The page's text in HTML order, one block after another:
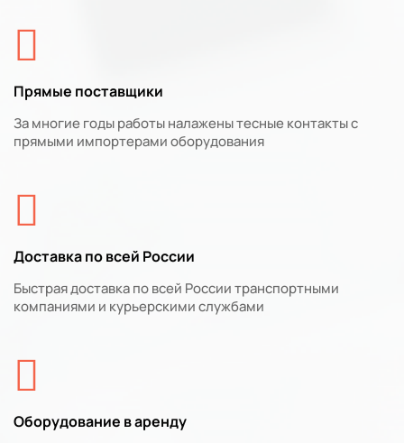
Прямые поставщики
За многие годы работы налажены тесные контакты с
прямыми импортерами оборудования
Доставка по всей России
Быстрая доставка по всей России транспортными
компаниями и курьерскими службами
Оборудование в аренду